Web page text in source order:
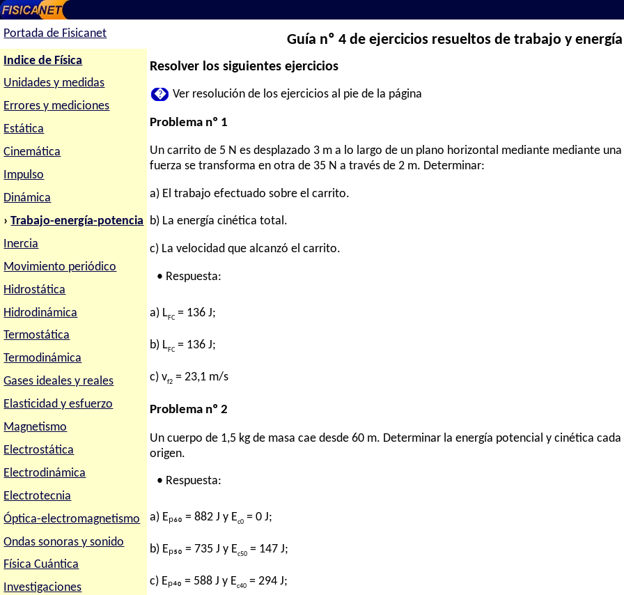
Portada de Fisicanet
Indice de Física
Unidades y medidas
Errores y mediciones
Estática
Cinemática
Impulso
Dinámica
›Trabajo-energía-potencia
Inercia
Movimiento periódico
Hidrostática
Hidrodinámica
Termostática
Termodinámica
Gases ideales y reales
Elasticidad y esfuerzo
Magnetismo
Electrostática
Electrodinámica
Electrotecnia
Óptica-electromagnetismo
Ondas sonoras y sonido
Física Cuántica
Investigaciones
Guía nº 4 de ejercicios resueltos de trabajo y energía
Resolver los siguientes ejercicios
� Ver resolución de los ejercicios al pie de la página
Problema nº 1
Un carrito de 5 N es desplazado 3 m a lo largo de un plano horizontal mediante mediante una
fuerza se transforma en otra de 35 N a través de 2 m. Determinar:
a) El trabajo efectuado sobre el carrito.
b) La energía cinética total.
c) La velocidad que alcanzó el carrito.
• Respuesta:
a) LFC = 136 J;
b) LFC = 136 J;
c) vf2 = 23,1 m/s
Problema nº 2
Un cuerpo de 1,5 kg de masa cae desde 60 m. Determinar la energía potencial y cinética
origen.
• Respuesta:
a) Eₚ₆₀ = 882 J y Ec0 = 0 J;
b) Eₚ₅₀ = 735 J y Ec50 = 147 J;
c) Eₚ₄₀ = 588 J y Ec40 = 294 J;